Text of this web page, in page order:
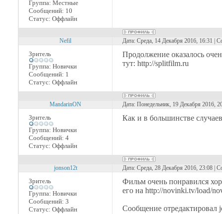
Группа: Местные
Сообщений: 10
Статус: Оффлайн
Nefil Дата: Среда, 14 Декабря 2016, 16:31 |
Зритель
Группа: Новички
Сообщений: 1
Статус: Оффлайн
Продолжение оказалось
тут: http://splitfilm.ru
MandarinON Дата: Понедельник, 19 Декабря 2016,
Зритель
Группа: Новички
Сообщений: 4
Статус: Оффлайн
Как и в большинстве
jonson12t Дата: Среда, 28 Декабря 2016, 23:08 |
Зритель
Группа: Новички
Сообщений: 3
Статус: Оффлайн
Фильм очень понравился
его на http://novinki.tv/load/
Сообщение отредактировал